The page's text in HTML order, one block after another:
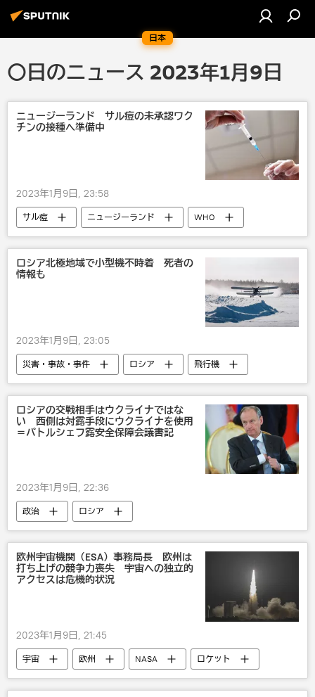
日本
〇日のニュース 2023年1月9日
ニュージーランド サル痘の未承認ワク
チンの接種へ準備中
2023年1月9日, 23:58
サル痘 ニュージーランド
WHO
健康
伝染病 病気
ロシア北極地域で小型機不時着 死者の
情報も
2023年1月9日, 23:05
災害・事故・事件 ロシア 飛行機
ロシアの交戦相手はウクライナではな
い 西側は対露手段にウクライナを使用
＝パトルシェフ露安全保障会議書記
2023年1月9日, 22:36
政治
ロシア
ウクライナでの露特別軍事作戦
ウクライナ
米国
NATO 欧州
欧州宇宙機関（ESA）事務局長 欧州は
打ち上げの競争力喪失 宇宙への独立的
アクセスは危機的状況
2023年1月9日, 21:45
宇宙 欧州 NASA ロケット